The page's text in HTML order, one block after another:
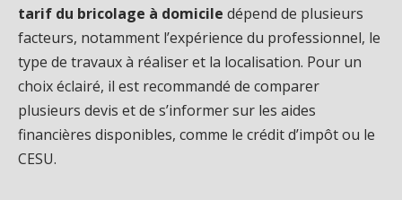
tarif du bricolage à domicile dépend de plusieurs
facteurs, notamment l’expérience du professionnel, le
type de travaux à réaliser et la localisation. Pour un
choix éclairé, il est recommandé de comparer
plusieurs devis et de s’informer sur les aides
financières disponibles, comme le crédit d’impôt ou le
CESU.